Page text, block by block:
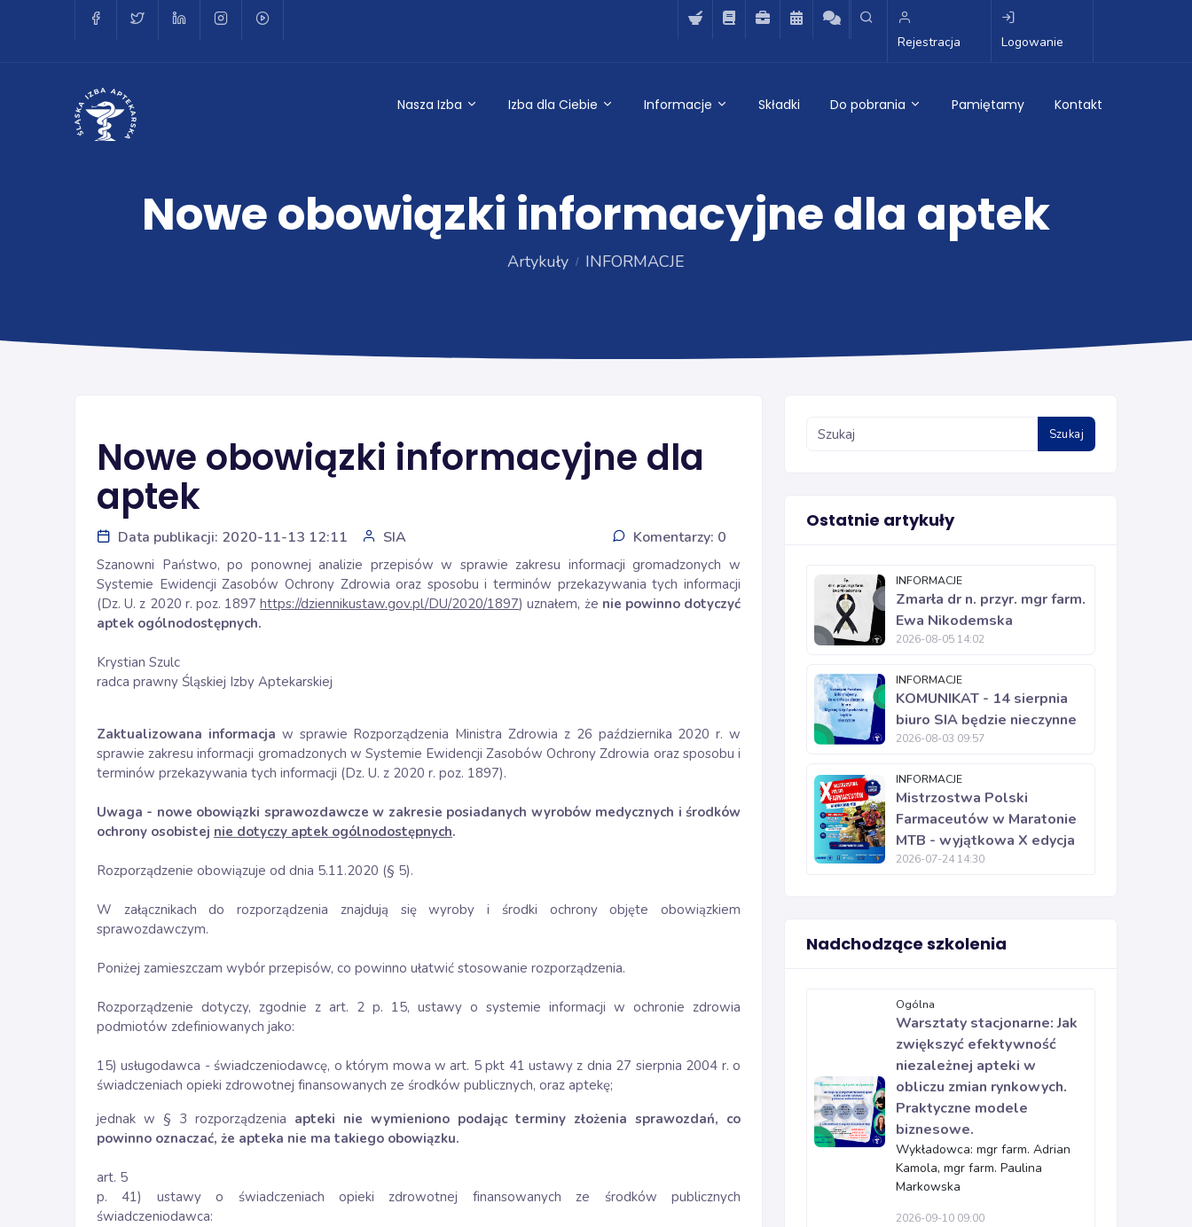
Rejestracja Logowanie
Nasza Izba Izba dla Ciebie Informacje Składki Do pobrania Pamiętamy Kontakt
Nowe obowiązki informacyjne dla aptek
Artykuły INFORMACJE
Nowe obowiązki informacyjne dla
aptek
Data publikacji: 2020-11-13 12:11 SIA Komentarzy: 0
Szanowni Państwo, po ponownej analizie przepisów w sprawie zakresu informacji gromadzonych w
Systemie Ewidencji Zasobów Ochrony Zdrowia oraz sposobu i terminów przekazywania tych informacji
(Dz. U. z 2020 r. poz. 1897https://dziennikustaw.gov.pl/DU/2020/1897) uznałem, że nie powinno dotyczyć
aptek ogólnodostępnych.
Krystian Szulc
radca prawny Śląskiej Izby Aptekarskiej
Zaktualizowana informacja w sprawie Rozporządzenia Ministra Zdrowia z 26 października 2020 r. w
sprawie zakresu informacji gromadzonych w Systemie Ewidencji Zasobów Ochrony Zdrowia oraz sposobu i
terminów przekazywania tych informacji (Dz. U. z 2020 r. poz. 1897).
Uwaga - nowe obowiązki sprawozdawcze w zakresie posiadanych wyrobów medycznych i środków
ochrony osobistej nie dotyczy aptek ogólnodostępnych.
Rozporządzenie obowiązuje od dnia 5.11.2020 (§ 5).
W załącznikach do rozporządzenia znajdują się wyroby i środki ochrony objęte obowiązkiem
sprawozdawczym.
Poniżej zamieszczam wybór przepisów, co powinno ułatwić stosowanie rozporządzenia.
Rozporządzenie dotyczy, zgodnie z art. 2 p. 15, ustawy o systemie informacji w ochronie zdrowia
podmiotów zdefiniowanych jako:
15) usługodawca - świadczeniodawcę, o którym mowa w art. 5 pkt 41 ustawy z dnia 27 sierpnia 2004 r. o
świadczeniach opieki zdrowotnej finansowanych ze środków publicznych, oraz aptekę;
jednak w § 3 rozporządzenia apteki nie wymieniono podając terminy złożenia sprawozdań, co
powinno oznaczać, że apteka nie ma takiego obowiązku.
art. 5
p. 41) ustawy o świadczeniach opieki zdrowotnej finansowanych ze środków publicznych
świadczeniodawca:
Szukaj
Ostatnie artykuły
INFORMACJE
Zmarła dr n. przyr. mgr farm.
Ewa Nikodemska
2026-08-05 14:02
INFORMACJE
KOMUNIKAT - 14 sierpnia
biuro SIA będzie nieczynne
2026-08-03 09:57
INFORMACJE
Mistrzostwa Polski
Farmaceutów w Maratonie
MTB - wyjątkowa X edycja
2026-07-24 14:30
Nadchodzące szkolenia
Ogólna
Warsztaty stacjonarne: Jak
zwiększyć efektywność
niezależnej apteki w
obliczu zmian rynkowych.
Praktyczne modele
biznesowe.
Wykładowca: mgr farm. Adrian
Kamola, mgr farm. Paulina
Markowska
2026-09-10 09:00